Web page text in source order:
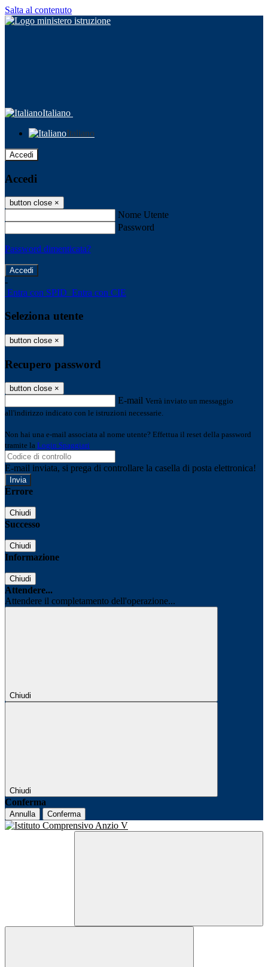
Salta al contenuto
Italiano
Italiano
Accedi
Accedi
button close ×
Nome Utente
Password
Password dimenticata?
-
Entra con SPID Entra con CIE
Seleziona utente
button close ×
Recupero password
button close ×
E-mail Verrà inviato un messaggio
all'indirizzo indicato con le istruzioni necessarie.
Non hai una e-mail associata al nome utente? Effettua il reset della password
tramite la Login Spaggiari
E-mail inviata, si prega di controllare la casella di posta elettronica!
Errore
Chiudi
Successo
Chiudi
Informazione
Chiudi
Attendere...
Attendere il completamento dell'operazione...
Chiudi
Chiudi
Conferma
Annulla Conferma